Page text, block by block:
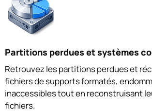
Partitions perdues et systèmes
Retrouvez les partitions perdues et
fichiers de supports formatés,
inaccessibles tout en reconstruisant
fichiers.